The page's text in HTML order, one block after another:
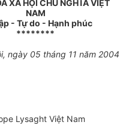
XÃ HỘI CHỦ NGHĨA VIỆT
NAM
- Tự do - Hạnh phúc
********
ngày 05 tháng 11 năm 2004
Lysaght Việt Nam